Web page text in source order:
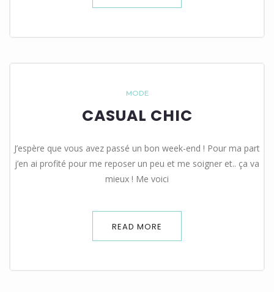
MODE
CASUAL CHIC
J’espère que vous avez passé un bon week-end ! Pour ma part
j’en ai profité pour me reposer un peu et me soigner et.. ça va
mieux ! Me voici
READ MORE